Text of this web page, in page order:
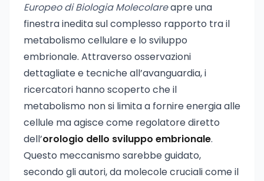
Europeo di Biologia Molecolareapre una
finestra inedita sul complesso rapporto tra il
metabolismo cellulare e lo sviluppo
embrionale. Attraverso osservazioni
dettagliate e tecniche all’avanguardia, i
ricercatori hanno scoperto che il
metabolismo non si limita a fornire energia alle
cellule ma agisce come regolatore diretto
dell’orologio dello sviluppo embrionale.
Questo meccanismo sarebbe guidato,
secondo gli autori, da molecole cruciali come il